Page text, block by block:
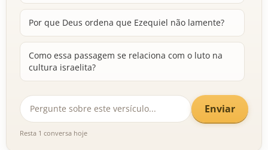
Por que Deus ordena que Ezequiel não lamente?
Como essa passagem se relaciona com o luto na
cultura israelita?
Enviar
Resta 1 conversa hoje